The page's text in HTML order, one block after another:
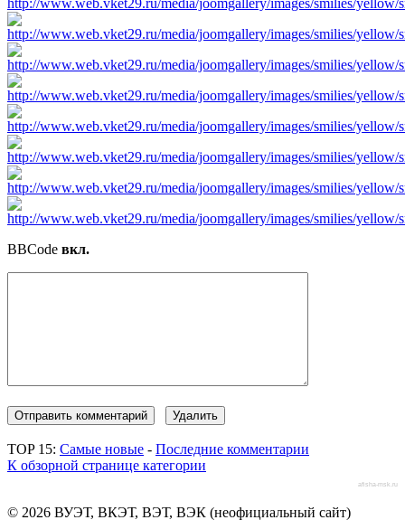
BBCode вкл.
TOP 15: Самые новые - Последние комментарии
К обзорной странице категории
afisha-msk.ru
© 2026 ВУЭТ, ВКЭТ, ВЭТ, ВЭК (неофициальный сайт)